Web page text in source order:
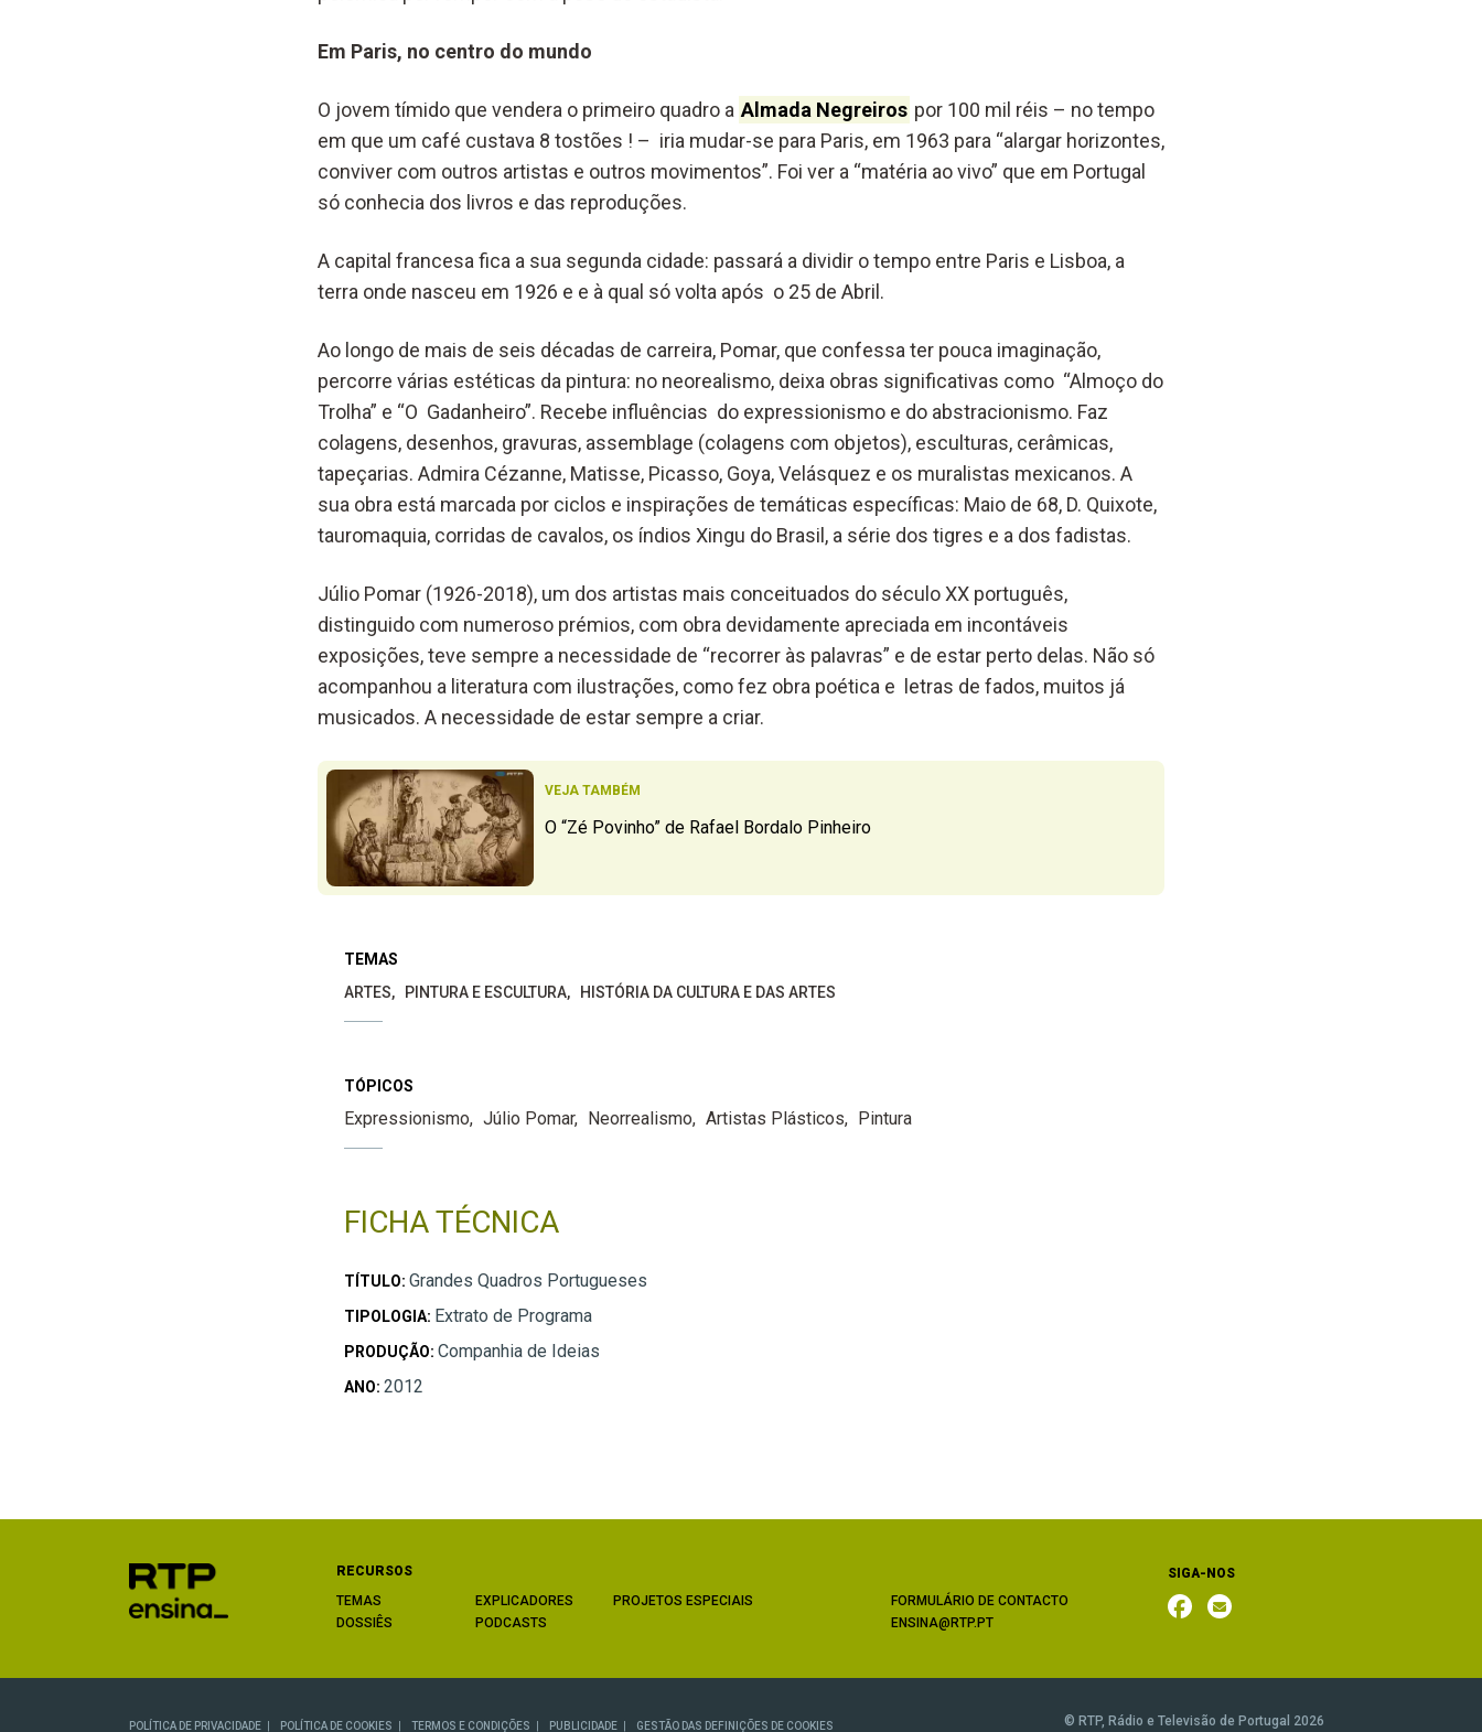
Em Paris, no centro do mundo
O jovem tímido que vendera o primeiro quadro a Almada Negreiros por 100 mil réis – no tempo
em que um café custava 8 tostões ! – iria mudar-se para Paris, em 1963 para “alargar horizontes,
conviver com outros artistas e outros movimentos”. Foi ver a “matéria ao vivo” que em Portugal
só conhecia dos livros e das reproduções.
A capital francesa fica a sua segunda cidade: passará a dividir o tempo entre Paris e Lisboa, a
terra onde nasceu em 1926 e e à qual só volta após o 25 de Abril.
Ao longo de mais de seis décadas de carreira, Pomar, que confessa ter pouca imaginação,
percorre várias estéticas da pintura: no neorealismo, deixa obras significativas como “Almoço do
Trolha” e “O Gadanheiro”. Recebe influências do expressionismo e do abstracionismo. Faz
colagens, desenhos, gravuras, assemblage (colagens com objetos), esculturas, cerâmicas,
tapeçarias. Admira Cézanne, Matisse, Picasso, Goya, Velásquez e os muralistas mexicanos. A
sua obra está marcada por ciclos e inspirações de temáticas específicas: Maio de 68, D. Quixote,
tauromaquia, corridas de cavalos, os índios Xingu do Brasil, a série dos tigres e a dos fadistas.
Júlio Pomar (1926-2018), um dos artistas mais conceituados do século XX português,
distinguido com numeroso prémios, com obra devidamente apreciada em incontáveis
exposições, teve sempre a necessidade de “recorrer às palavras” e de estar perto delas. Não só
acompanhou a literatura com ilustrações, como fez obra poética e letras de fados, muitos já
musicados. A necessidade de estar sempre a criar.
VEJA TAMBÉM
O “Zé Povinho” de Rafael Bordalo Pinheiro
TEMAS
ARTES
PINTURA E ESCULTURA HISTÓRIA DA CULTURA E DAS ARTES
TÓPICOS
Expressionismo Júlio Pomar Neorrealismo Artistas Plásticos Pintura
FICHA TÉCNICA
TÍTULO: Grandes Quadros Portugueses
TIPOLOGIA: Extrato de Programa
PRODUÇÃO: Companhia de Ideias
ANO: 2012
RECURSOS
TEMAS
DOSSIÊS
EXPLICADORES
PODCASTS
PROJETOS ESPECIAIS
FORMULÁRIO DE CONTACTO
ENSINA@RTP.PT
SIGA-NOS
POLÍTICA DE PRIVACIDADE POLÍTICA DE COOKIES TERMOS E CONDIÇÕES PUBLICIDADE GESTÃO DAS DEFINIÇÕES DE COOKIES © RTP, Rádio e Televisão de Portugal 2026